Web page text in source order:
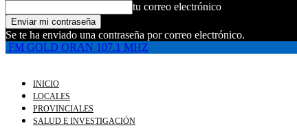
tu correo electrónico
Se te ha enviado una contraseña por correo electrónico.
FM GOLD ORAN 107.1 MHZ
INICIO
LOCALES
PROVINCIALES
SALUD E INVESTIGACIÓN